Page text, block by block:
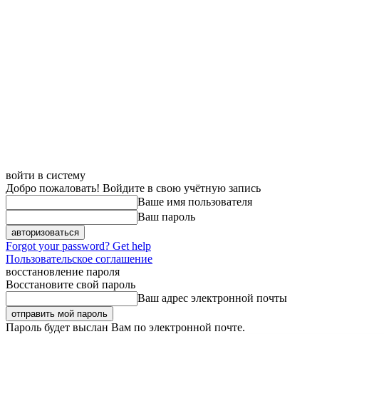
войти в систему
Добро пожаловать! Войдите в свою учётную запись
Ваше имя пользователя
Ваш пароль
Forgot your password? Get help
Пользовательское соглашение
восстановление пароля
Восстановите свой пароль
Ваш адрес электронной почты
Пароль будет выслан Вам по электронной почте.